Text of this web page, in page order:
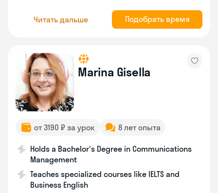
Читать дальше Подобрать время
Marina Gisella
от 3190 ₽ за урок 8 лет опыта
Holds a Bachelor's Degree in Communications
Management
Teaches specialized courses like IELTS and
Business English